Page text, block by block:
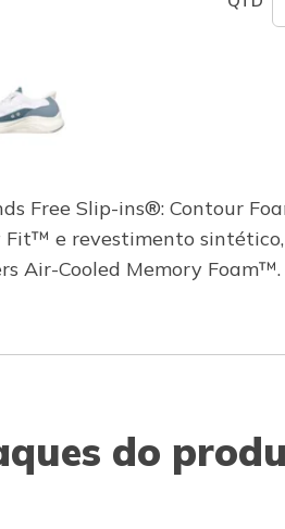
Free Slip-ins®: Contour
e revestimento
Air-Cooled Memory Foam™.
do